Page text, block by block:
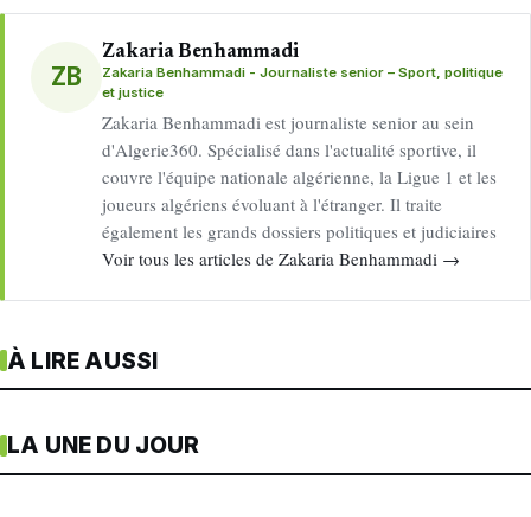
ZB
Zakaria Benhammadi
Zakaria Benhammadi - Journaliste senior – Sport, politique
et justice
Zakaria Benhammadi est journaliste senior au sein
d'Algerie360. Spécialisé dans l'actualité sportive, il
couvre l'équipe nationale algérienne, la Ligue 1 et les
joueurs algériens évoluant à l'étranger. Il traite
également les grands dossiers politiques et judiciaires
Voir tous les articles de Zakaria Benhammadi →
À LIRE AUSSI
LA UNE DU JOUR